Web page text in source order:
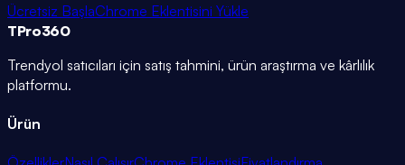
Ücretsiz BaşlaChrome Eklentisini Yükle
TPro360
Trendyol satıcıları için satış tahmini, ürün araştırma ve kârlılık
platformu.
Ürün